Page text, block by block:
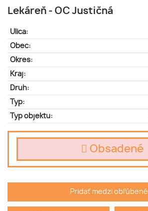
Lekáreň - OC Justičná
Ulica:
Obec:
Okres:
Kraj:
Druh:
Typ:
Typ objektu:
Obsadené
Pridať medzi obľúbené